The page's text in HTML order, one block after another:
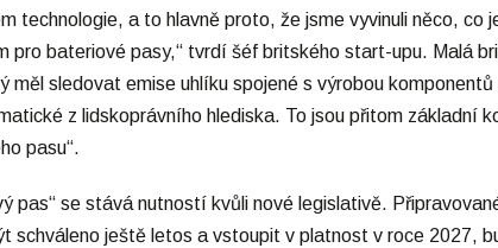
technologie, a to hlavně proto, že jsme vyvinuli něco, co
pro bateriové pasy,“ tvrdí šéf britského start-upu. Malá
měl sledovat emise uhlíku spojené s výrobou
z lidskoprávního hlediska. To jsou přitom základní
pasu“.
pas“ se stává nutností kvůli nové legislativě.
schváleno ještě letos a vstoupit v platnost v roce 2027,